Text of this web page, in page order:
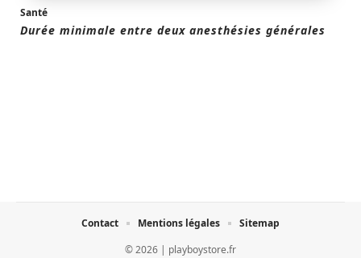
Santé
Durée minimale entre deux anesthésies générales
© 2026 | playboystore.fr
Contact Mentions légales Sitemap